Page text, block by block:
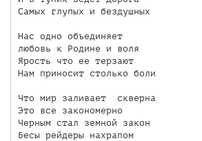
Самых глупых и бездушных
Нас одно объединяет
любовь к Родине и воля
Ярость что ее терзают
Нам приносит столько боли
Что мир заливает  скверна
Это все закономерно
Черным стал земной закон
Бесы рейдеры нахрапом